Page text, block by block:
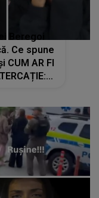
Beregoi
Ce spune
CUM AR FI